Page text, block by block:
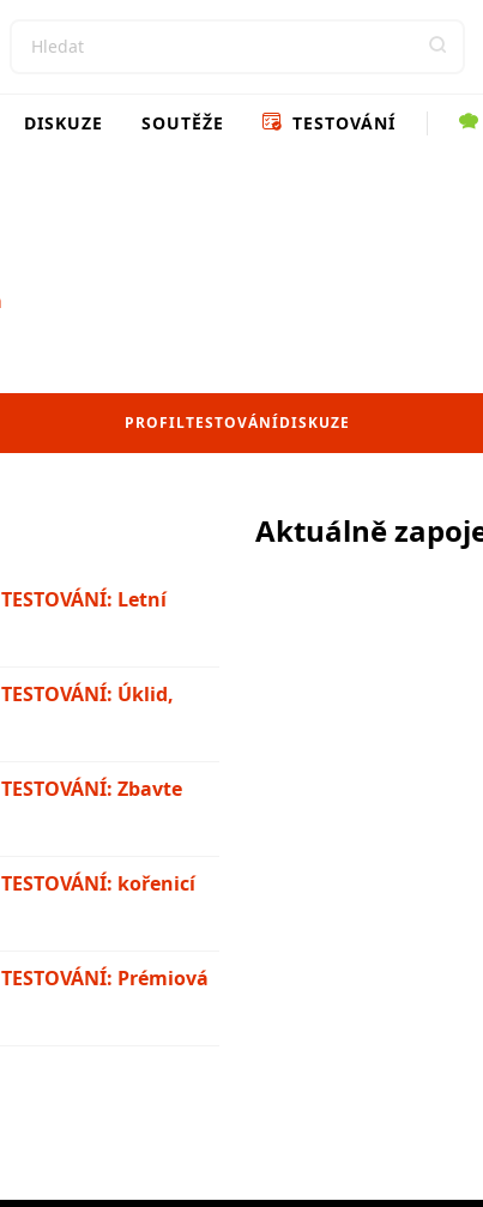
DISKUZE SOUTĚŽE TESTOVÁNÍ
PROFILTESTOVÁNÍDISKUZE
Letní
Úklid,
Zbavte
kořenicí
Prémiová
Aktuálně